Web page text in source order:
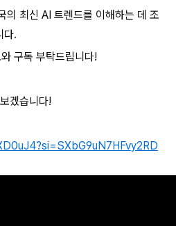
의 최신 AI 트렌드를 이해하는 데 조
다.
구독 부탁드립니다!
겠습니다!